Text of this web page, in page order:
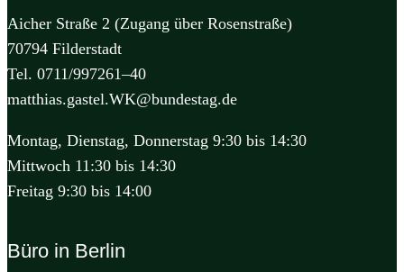
Aicher Straße 2 (Zugang über Rosenstraße)
70794 Filderstadt
Tel. 0711/997261–40
matthias.gastel.WK@bundestag.de
Montag, Dienstag, Donnerstag 9:30 bis 14:30
Mittwoch 11:30 bis 14:30
Freitag 9:30 bis 14:00
Büro in Berlin